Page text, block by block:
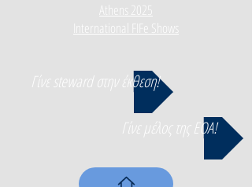
Athens 2025
International FIFe Shows
Γίνε steward στην έκθεση!
Γίνε μέλος της ΕΟΑ!